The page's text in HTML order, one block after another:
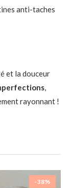
anti-taches
et la douceur
,
rayonnant !
-38%